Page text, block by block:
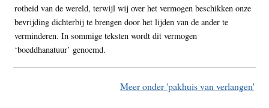
rotheid van de wereld, terwijl wij over het vermogen beschikken onze
bevrijding dichterbij te brengen door het lijden van de ander te
verminderen. In sommige teksten wordt dit vermogen
‘boeddhanatuur’ genoemd.
Meer onder 'pakhuis van verlangen'